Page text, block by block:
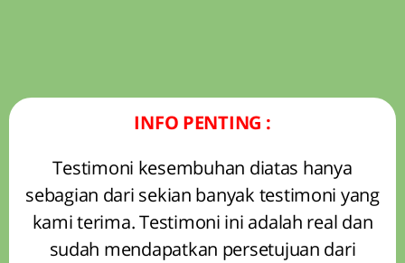
INFO PENTING :
Testimoni kesembuhan diatas hanya
sebagian dari sekian banyak testimoni yang
kami terima. Testimoni ini adalah real dan
sudah mendapatkan persetujuan dari